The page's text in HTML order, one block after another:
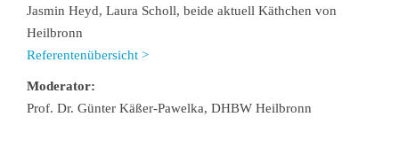
Jasmin Heyd, Laura Scholl, beide aktuell Käthchen von
Heilbronn
Referentenübersicht >
Moderator:
Prof. Dr. Günter Käßer-Pawelka, DHBW Heilbronn